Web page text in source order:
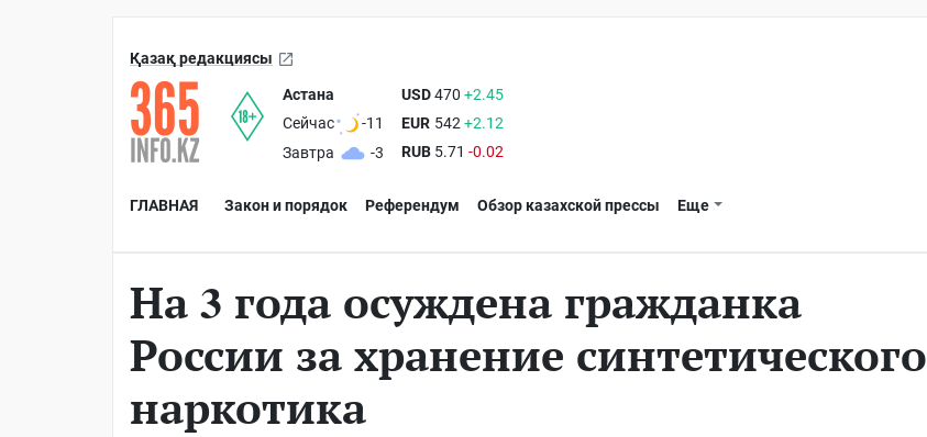
Қазақ редакциясы
Астана
Сейчас
-11
Завтра
-3
USD470 +2.45
EUR 542 +2.12
RUB 5.71 -0.02
ГЛАВНАЯ Закон и порядок Референдум Обзор казахской прессы Еще
На 3 года осуждена гражданка
России за хранение синтетического
наркотика